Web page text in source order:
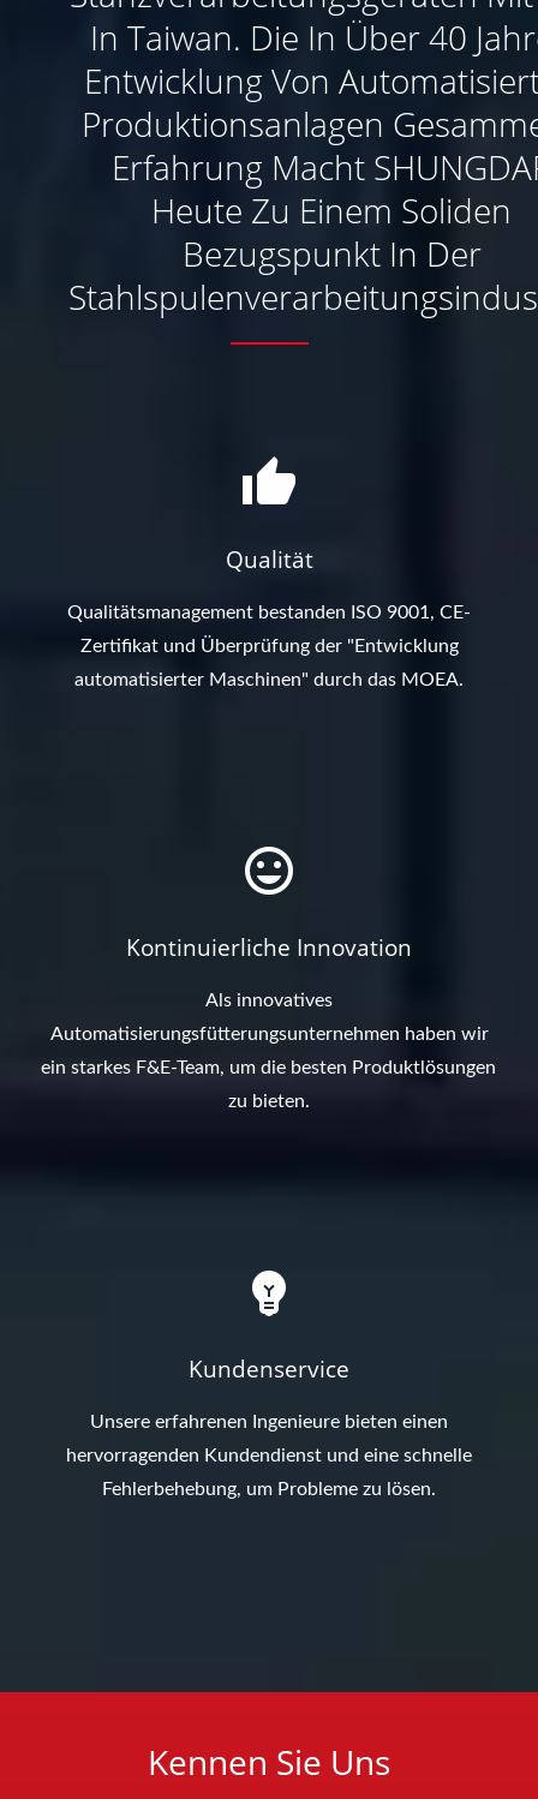
In Taiwan. Die In Über 40
Entwicklung Von
Produktionsanlagen
Erfahrung Macht
Heute Zu Einem Soliden
Bezugspunkt In Der
Qualität
Qualitätsmanagement bestanden ISO 9001, CE-
Zertifikat und Überprüfung der "Entwicklung
automatisierter Maschinen" durch das MOEA.
Kontinuierliche Innovation
Als innovatives
Automatisierungsfütterungsunternehmen haben wir
ein starkes F&E-Team, um die besten Produktlösungen
zu bieten.
Kundenservice
Unsere erfahrenen Ingenieure bieten einen
hervorragenden Kundendienst und eine schnelle
Fehlerbehebung, um Probleme zu lösen.
Kennen Sie Uns